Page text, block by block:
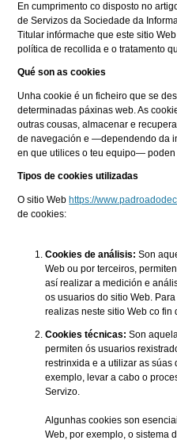
En cumprimento co disposto no
de Servizos da Sociedade da
Titular infórmache que este sitio
política de recollida e o tratamento
Qué son as cookies
Unha cookie é un ficheiro que se
determinadas páxinas web. As
outras cousas, almacenar e
de navegación e —dependendo da
en que utilices o teu equipo— poden
Tipos de cookies utilizadas
O sitio Web https://
de cookies:
Cookies de análisis: Son
Web ou por terceiros,
así realizar a medición e
os usuarios do sitio Web.
realizas neste sitio Web co fin
Cookies técnicas: Son
permiten ós usuarios
restrinxida e a utilizar as súas
exemplo, levar a cabo o
Servizo.
Algunhas cookies son
Web, por exemplo, o sistema